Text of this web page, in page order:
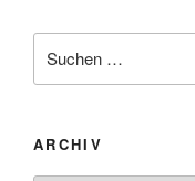
nach:
ARCHIV